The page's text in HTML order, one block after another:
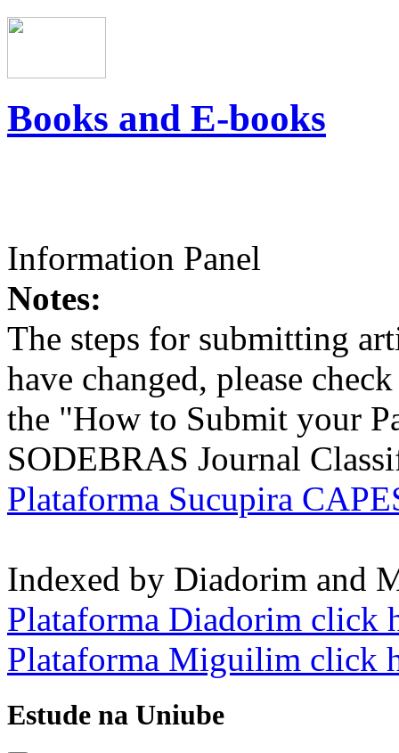
Books and E-books
Information Panel
Notes:
The steps for submitting
have changed, please
the "How to Submit your
SODEBRAS Journal
Plataforma Sucupira
Indexed by Diadorim and
Plataforma Diadorim click
Plataforma Miguilim click
Estude na Uniube